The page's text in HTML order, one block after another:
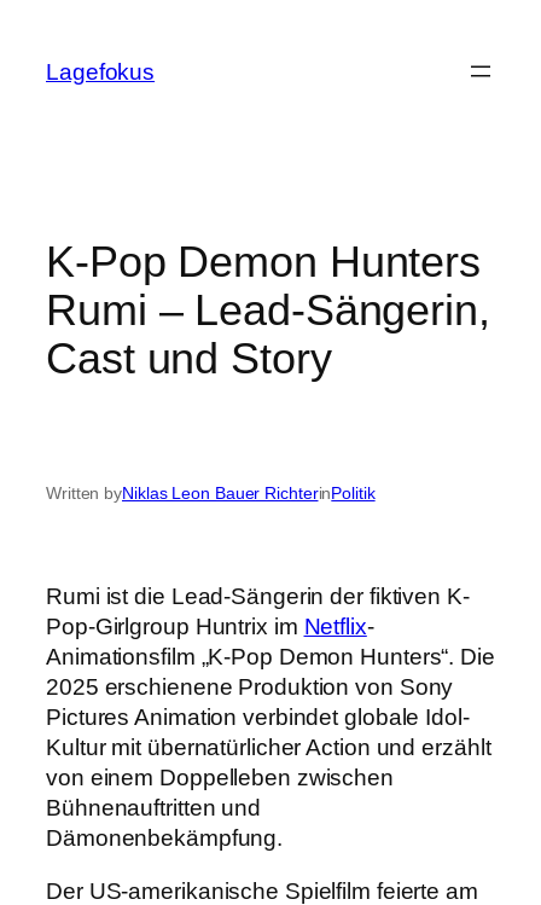
content
Lagefokus
K-Pop Demon Hunters
Rumi – Lead-Sängerin,
Cast und Story
Written byNiklas Leon Bauer RichterinPolitik
Rumi ist die Lead-Sängerin der fiktiven K-
Pop-Girlgroup Huntrix im Netflix-
Animationsfilm „K-Pop Demon Hunters“. Die
2025 erschienene Produktion von Sony
Pictures Animation verbindet globale Idol-
Kultur mit übernatürlicher Action und erzählt
von einem Doppelleben zwischen
Bühnenauftritten und
Dämonenbekämpfung.
Der US-amerikanische Spielfilm feierte am